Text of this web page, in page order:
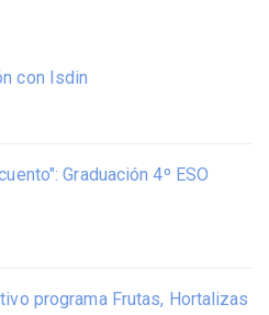
con Isdin
Graduación 4º ESO
programa Frutas, Hortalizas